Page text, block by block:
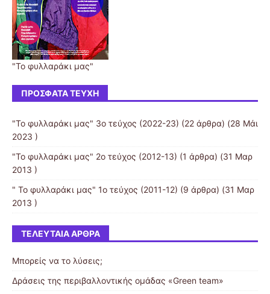
"Το φυλλαράκι μας"
ΠΡΌΣΦΑΤΑ ΤΕΎΧΗ
"Το φυλλαράκι μας" 3ο τεύχος (2022-23) (22 άρθρα) (28 Μάι
2023 )
"Το φυλλαράκι μας" 2ο τεύχος (2012-13) (1 άρθρα) (31 Μαρ
2013 )
" Το φυλλαράκι μας" 1ο τεύχος (2011-12) (9 άρθρα) (31 Μαρ
2013 )
ΤΕΛΕΥΤΑΊΑ ΆΡΘΡΑ
Μπορείς να το λύσεις;
Δράσεις της περιβαλλοντικής ομάδας «Green team»